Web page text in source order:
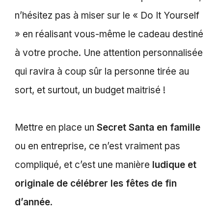
n’hésitez pas à miser sur le « Do It Yourself
» en réalisant vous-même le cadeau destiné
à votre proche. Une attention personnalisée
qui ravira à coup sûr la personne tirée au
sort, et surtout, un budget maitrisé !
Mettre en place un Secret Santa en famille
ou en entreprise, ce n’est vraiment pas
compliqué, et c’est une manière ludique et
originale de célébrer les fêtes de fin
d’année.